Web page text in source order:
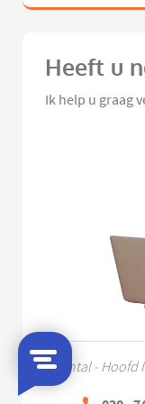
Heeft u
Ik help u graag
Chantal - Hoofd